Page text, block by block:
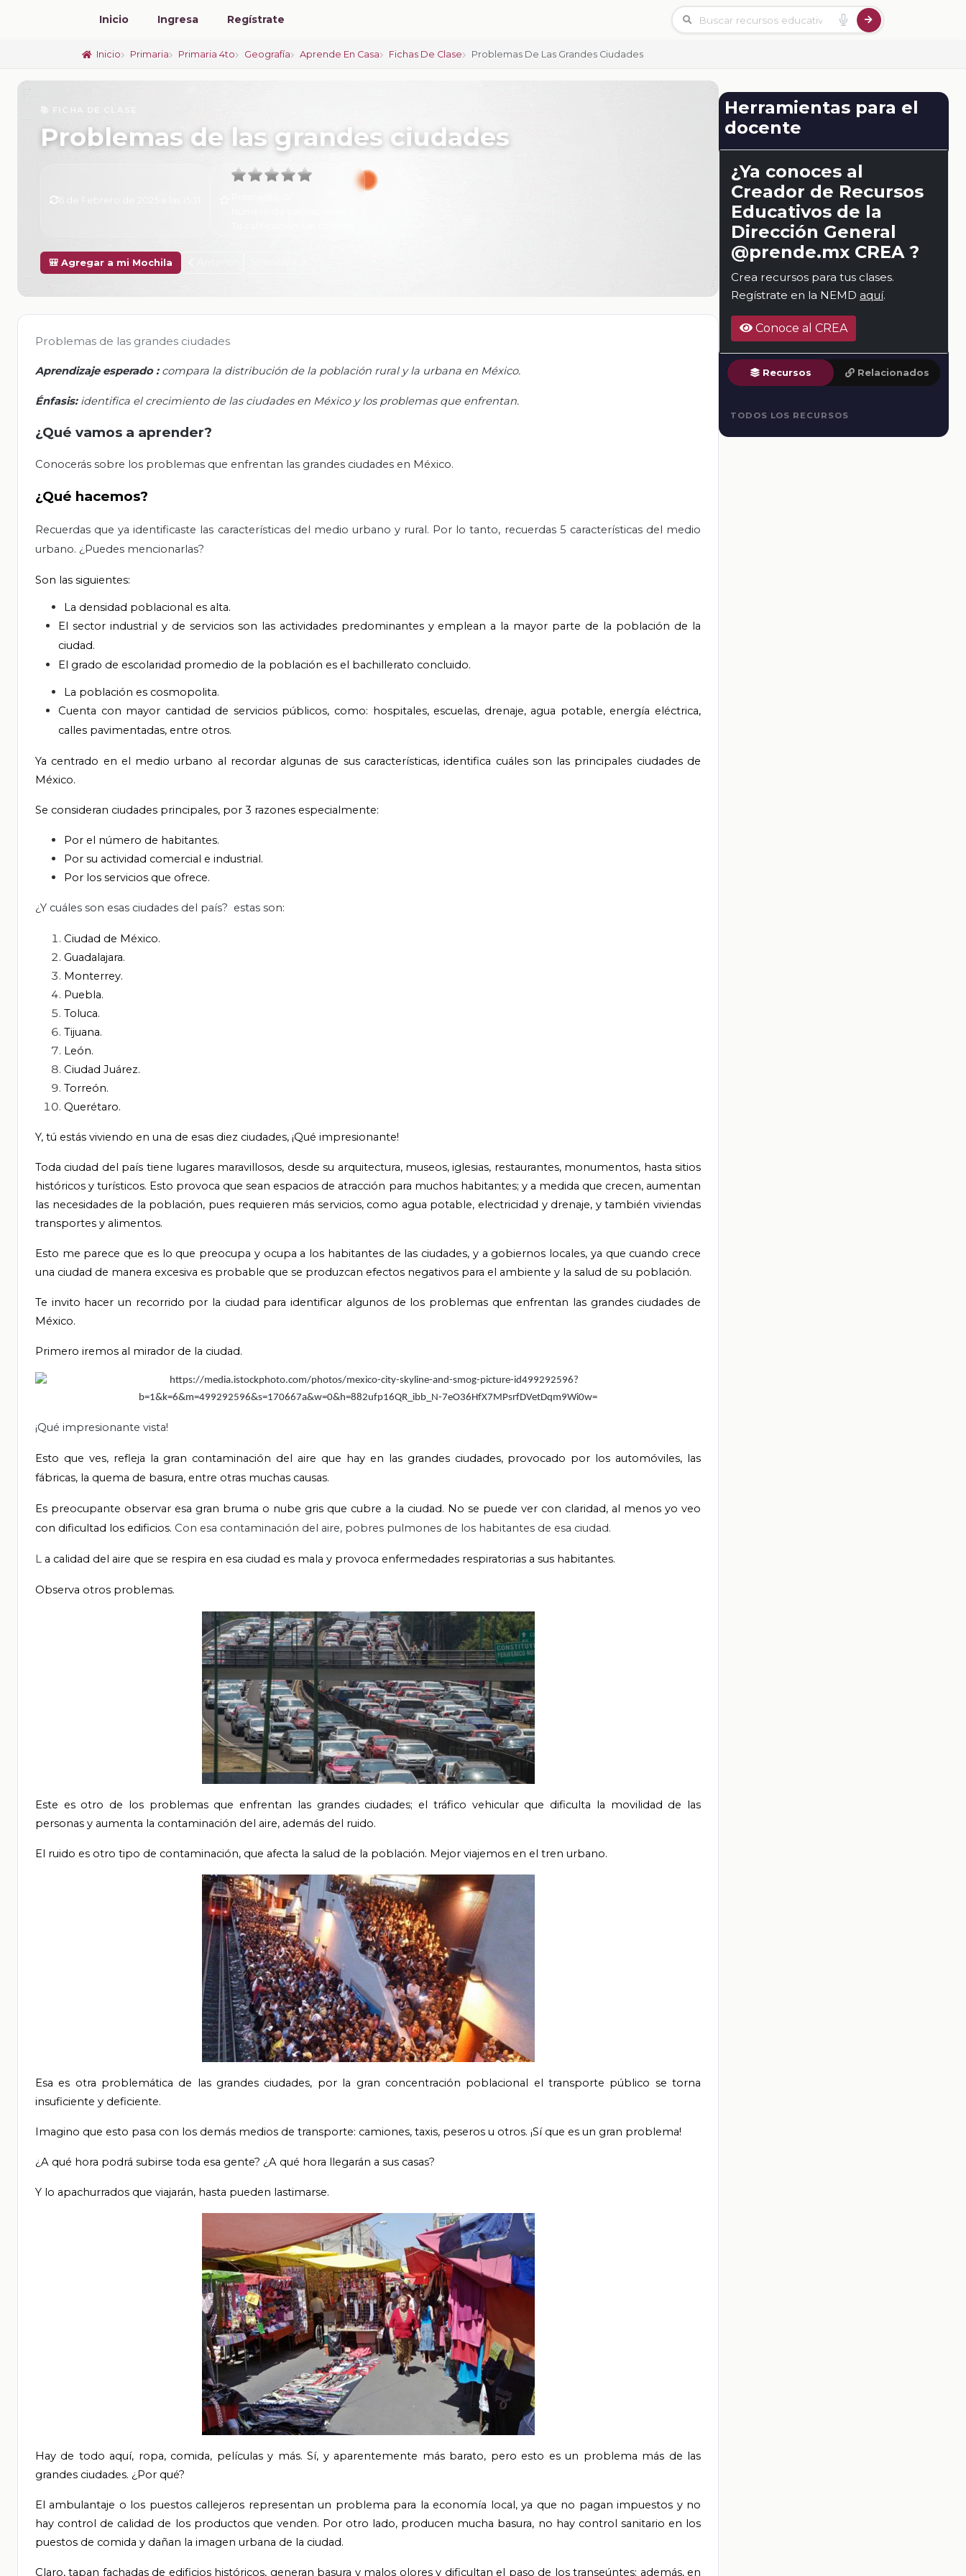
Inicio Ingresa Regístrate
Inicio Primaria Primaria 4to Geografía Aprende En Casa Fichas De Clase Problemas De Las Grandes Ciudades
📚 FICHA DE CLASE
Problemas de las grandes ciudades
🎒 Agregar a mi Mochila
Problemas de las grandes ciudades
Aprendizaje esperado : compara la distribución de la población rural y la urbana en México.
Énfasis: identifica el crecimiento de las ciudades en México y los problemas que enfrentan.
¿Qué vamos a aprender?
Conocerás sobre los problemas que enfrentan las grandes ciudades en México.
¿Qué hacemos?
Recuerdas que ya identificaste las características del medio urbano y rural. Por lo tanto, recuerdas 5 características del medio
urbano. ¿Puedes mencionarlas?
Son las siguientes:
La densidad poblacional es alta.
El sector industrial y de servicios son las actividades predominantes y emplean a la mayor parte de la población de la
ciudad.
El grado de escolaridad promedio de la población es el bachillerato concluido.
La población es cosmopolita.
Cuenta con mayor cantidad de servicios públicos, como: hospitales, escuelas, drenaje, agua potable, energía eléctrica,
calles pavimentadas, entre otros.
Ya centrado en el medio urbano al recordar algunas de sus características, identifica cuáles son las principales ciudades de
México.
Se consideran ciudades principales, por 3 razones especialmente:
Por el número de habitantes.
Por su actividad comercial e industrial.
Por los servicios que ofrece.
¿Y cuáles son esas ciudades del país? estas son:
Ciudad de México.
Guadalajara.
Monterrey.
Puebla.
Toluca.
Tijuana.
León.
Ciudad Juárez.
Torreón.
Querétaro.
Y, tú estás viviendo en una de esas diez ciudades, ¡Qué impresionante!
Toda ciudad del país tiene lugares maravillosos, desde su arquitectura, museos, iglesias, restaurantes, monumentos, hasta sitios
históricos y turísticos. Esto provoca que sean espacios de atracción para muchos habitantes; y a medida que crecen, aumentan
las necesidades de la población, pues requieren más servicios, como agua potable, electricidad y drenaje, y también viviendas
transportes y alimentos.
Esto me parece que es lo que preocupa y ocupa a los habitantes de las ciudades, y a gobiernos locales, ya que cuando crece
una ciudad de manera excesiva es probable que se produzcan efectos negativos para el ambiente y la salud de su población.
Te invito hacer un recorrido por la ciudad para identificar algunos de los problemas que enfrentan las grandes ciudades de
México.
Primero iremos al mirador de la ciudad.
¡Qué impresionante vista!
Esto que ves, refleja la gran contaminación del aire que hay en las grandes ciudades, provocado por los automóviles, las
fábricas, la quema de basura, entre otras muchas causas.
Es preocupante observar esa gran bruma o nube gris que cubre a la ciudad. No se puede ver con claridad, al menos yo veo
con dificultad los edificios. Con esa contaminación del aire, pobres pulmones de los habitantes de esa ciudad.
L a calidad del aire que se respira en esa ciudad es mala y provoca enfermedades respiratorias a sus habitantes.
Observa otros problemas.
Este es otro de los problemas que enfrentan las grandes ciudades; el tráfico vehicular que dificulta la movilidad de las
personas y aumenta la contaminación del aire, además del ruido.
El ruido es otro tipo de contaminación, que afecta la salud de la población. Mejor viajemos en el tren urbano.
Esa es otra problemática de las grandes ciudades, por la gran concentración poblacional el transporte público se torna
insuficiente y deficiente.
Imagino que esto pasa con los demás medios de transporte: camiones, taxis, peseros u otros. ¡Sí que es un gran problema!
¿A qué hora podrá subirse toda esa gente? ¿A qué hora llegarán a sus casas?
Y lo apachurrados que viajarán, hasta pueden lastimarse.
Hay de todo aquí, ropa, comida, películas y más. Sí, y aparentemente más barato, pero esto es un problema más de las
grandes ciudades. ¿Por qué?
El ambulantaje o los puestos callejeros representan un problema para la economía local, ya que no pagan impuestos y no
hay control de calidad de los productos que venden. Por otro lado, producen mucha basura, no hay control sanitario en los
puestos de comida y dañan la imagen urbana de la ciudad.
Claro, tapan fachadas de edificios históricos, generan basura y malos olores y dificultan el paso de los transeúntes; además, en
Herramientas para el
docente
¿Ya conoces al
Creador de Recursos
Educativos de la
Dirección General
@prende.mx CREA ?
Crea recursos para tus clases.
Regístrate en la NEMD aquí.
Conoce al CREA
Recursos Relacionados
TODOS LOS RECURSOS